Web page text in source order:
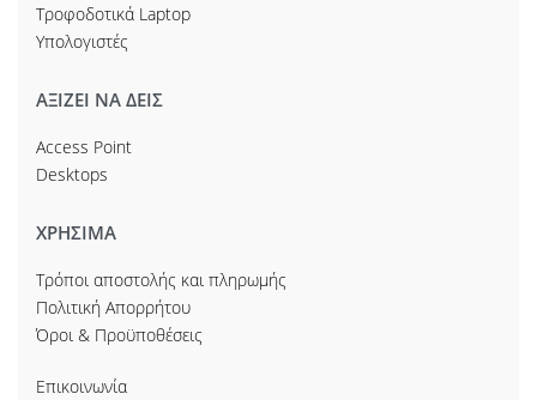
Τροφοδοτικά Laptop
Υπολογιστές
ΑΞΙΖΕΙ ΝΑ ΔΕΙΣ
Access Point
Desktops
ΧΡΗΣΙΜΑ
Τρόποι αποστολής και πληρωμής
Πολιτική Απορρήτου
Όροι & Προϋποθέσεις
Επικοινωνία